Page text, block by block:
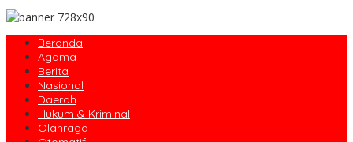
Beranda
Agama
Berita
Nasional
Daerah
Hukum & Kriminal
Olahraga